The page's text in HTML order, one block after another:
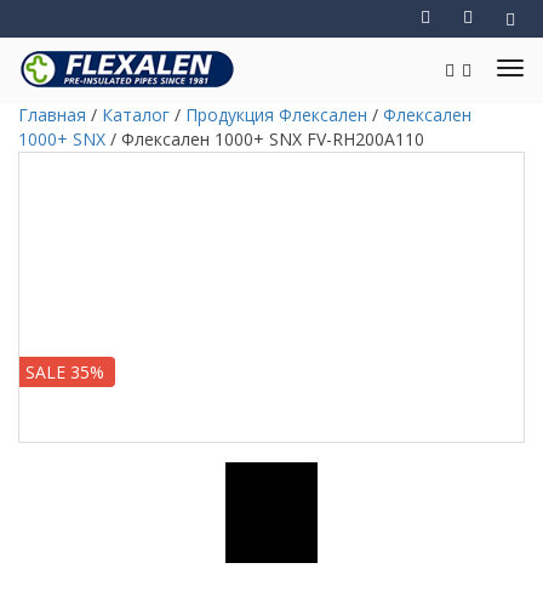
Главная / Каталог / Продукция Флексален / Флексален
1000+ SNX / Флексален 1000+ SNX FV-RH200A110
SALE 35%